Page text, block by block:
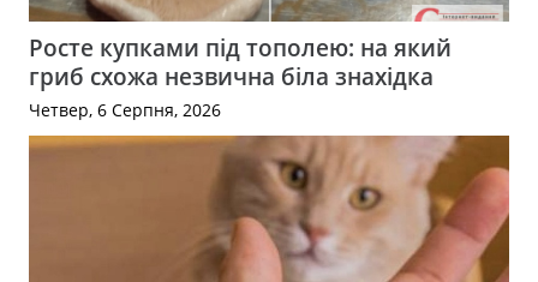
Росте купками під тополею: на який
гриб схожа незвична біла знахідка
Четвер, 6 Серпня, 2026